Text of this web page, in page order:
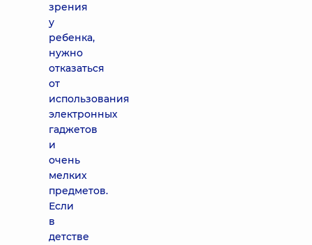
зрения
у
ребенка,
нужно
отказаться
от
использования
электронных
гаджетов
и
очень
мелких
предметов.
Если
в
детстве